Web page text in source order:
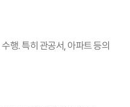
행. 특히 관공서, 아파트 등의